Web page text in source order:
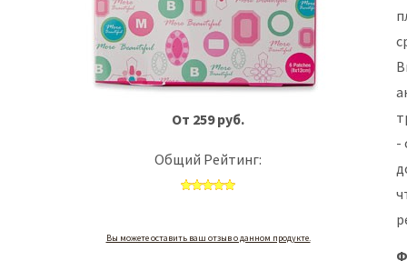
От 259 руб.
Общий Рейтинг:
Вы можете оставить ваш отзыв о данном продукте.
-